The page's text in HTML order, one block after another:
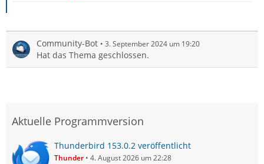
Community-Bot 3. September 2024 um 19:20
Hat das Thema geschlossen.
Aktuelle Programmversion
Thunderbird 153.0.2 veröffentlicht
Thunder 4. August 2026 um 22:28